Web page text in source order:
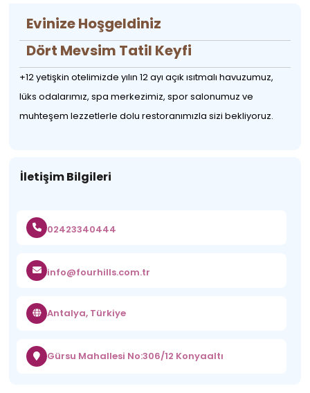
Evinize Hoşgeldiniz
Dört Mevsim Tatil Keyfi
+12 yetişkin otelimizde yılın 12 ayı açık ısıtmalı havuzumuz,
lüks odalarımız, spa merkezimiz, spor salonumuz ve
muhteşem lezzetlerle dolu restoranımızla sizi bekliyoruz.
İletişim Bilgileri
02423340444
info@fourhills.com.tr
Antalya, Türkiye
Gürsu Mahallesi No:306/12 Konyaaltı